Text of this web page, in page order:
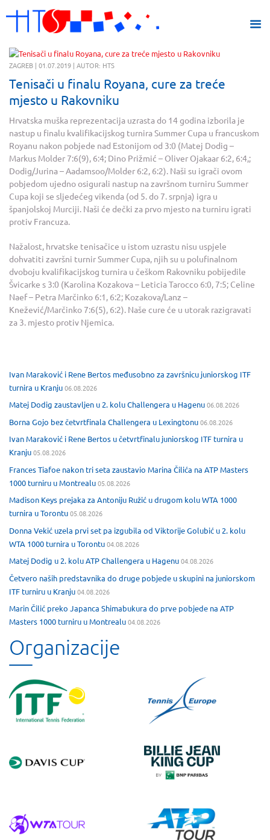
ZAGREB | 01.07.2019 | AUTOR: HTS
Tenisači u finalu Royana, cure za treće
mjesto u Rakovniku
Hrvatska muška reprezentacija uzrasta do 14 godina izborila je
nastup u finalu kvalifikacijskog turnira Summer Cupa u francuskom
Royanu nakon pobjede nad Estonijom od 3:0 (Matej Dodig –
Markus Molder 7:6(9), 6:4; Dino Prižmić – Oliver Ojakaar 6:2, 6:4,;
Dodig/Jurina – Aadamsoo/Molder 6:2, 6:2). Naši su igrači ovom
pobjedom ujedno osigurali nastup na završnom turniru Summer
Cupa koji se sljedećeg vikenda (od 5. do 7. srpnja) igra u
španjolskoj Murciji. Naši će dečki za prvo mjesto na turniru igrati
protiv Francuza.
Nažalost, hrvatske tenisačice u istom uzrastu nisu uspjele
dohvatiti završni turnir Summer Cupa, njih su u polufinalnom
dvoboju kvalifikacijskog turnira u češkom Rakovniku pobijedile
Švicarke s 3:0 (Karolina Kozakova – Leticia Tarocco 6:0, 7:5; Celine
Naef – Petra Marčinko 6:1, 6:2; Kozakova/Lanz –
Knežević/Marčinko 7:6(5), 6:2). Naše cure će u utorak razigravati
za 3. mjesto protiv Njemica.
Ivan Maraković i Rene Bertos međusobno za završnicu juniorskog ITF
turnira u Kranju06.08.2026
Matej Dodig zaustavljen u 2. kolu Challengera u Hagenu06.08.2026
Borna Gojo bez četvrtfinala Challengera u Lexingtonu06.08.2026
Ivan Maraković i Rene Bertos u četvrtfinalu juniorskog ITF turnira u
Kranju05.08.2026
Frances Tiafoe nakon tri seta zaustavio Marina Čilića na ATP Masters
1000 turniru u Montrealu05.08.2026
Madison Keys prejaka za Antoniju Ružić u drugom kolu WTA 1000
turnira u Torontu05.08.2026
Donna Vekić uzela prvi set pa izgubila od Viktorije Golubić u 2. kolu
WTA 1000 turnira u Torontu04.08.2026
Matej Dodig u 2. kolu ATP Challengera u Hagenu04.08.2026
Četvero naših predstavnika do druge pobjede u skupini na juniorskom
ITF turniru u Kranju04.08.2026
Marin Čilić preko Japanca Shimabukura do prve pobjede na ATP
Masters 1000 turniru u Montrealu04.08.2026
Organizacije